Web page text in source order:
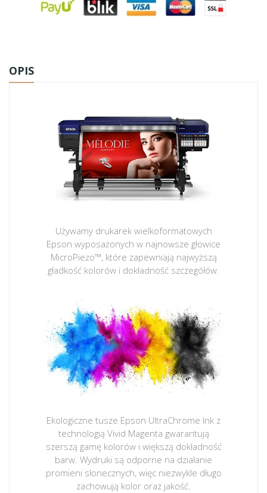
OPIS
Używamy drukarek wielkoformatowych
Epson wyposażonych w najnowsze głowice
MicroPiezo™, które zapewniają najwyższą
gładkość kolorów i dokładność szczegółów.
Ekologiczne tusze Epson UltraChrome Ink z
technologią Vivid Magenta gwarantują
szerszą gamę kolorów i większą dokładność
barw. Wydruki są odporne na działanie
promieni słonecznych, więc niezwykle długo
zachowują kolor oraz jakość.